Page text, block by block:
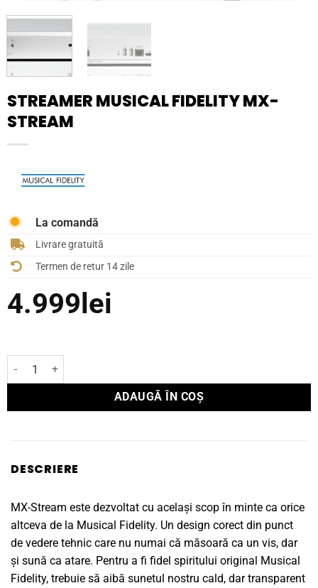
STREAMER MUSICAL FIDELITY MX-
STREAM
La comandă
Livrare gratuită
Termen de retur 14 zile
4.999 lei
Cantitate Streamer Musical Fidelity MX-Stream
ADAUGĂ ÎN COȘ
DESCRIERE
MX-Stream este dezvoltat cu același scop în minte ca orice
altceva de la Musical Fidelity. Un design corect din punct
de vedere tehnic care nu numai că măsoară ca un vis, dar
și sună ca atare. Pentru a fi fidel spiritului original Musical
Fidelity, trebuie să aibă sunetul nostru cald, dar transparent